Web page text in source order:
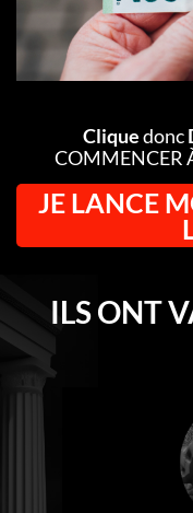
Cliquedonc
COMMENCER
JE LANCE
ILS ONT